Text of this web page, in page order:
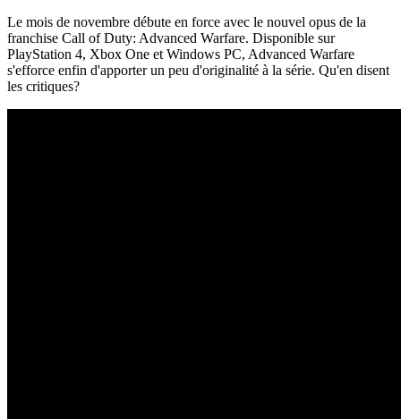
Le mois de novembre débute en force avec le nouvel opus de la
franchise Call of Duty: Advanced Warfare. Disponible sur
PlayStation 4, Xbox One et Windows PC, Advanced Warfare
s'efforce enfin d'apporter un peu d'originalité à la série. Qu'en disent
les critiques?